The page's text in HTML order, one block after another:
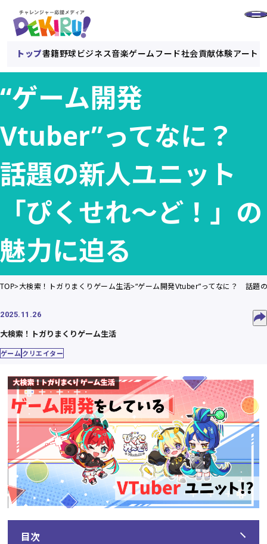
トップ書籍野球 ビジネス音楽ゲーム フード社会貢献体験アート
“ゲーム開発
Vtuber”ってなに？
話題の新人ユニット
「ぴくせれ～ど！」の
魅力に迫る
TOP 大検索！トガりまくりゲーム生活 “ゲーム開発Vtuber”ってなに？ 話題
2025.11.26
大検索！トガりまくりゲーム生活
ゲーム クリエイター
目次